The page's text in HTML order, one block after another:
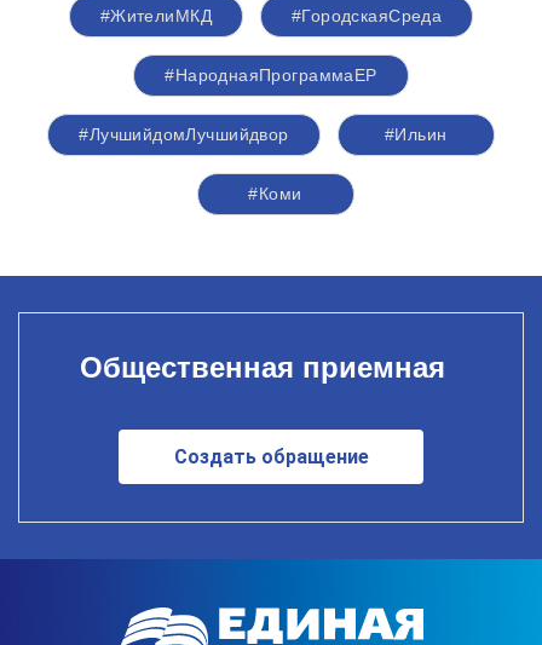
#ЖителиМКД #ГородскаяСреда
#НароднаяПрограммаЕР
#ЛучшийдомЛучшийдвор #Ильин
#Коми
Общественная приемная
Создать обращение